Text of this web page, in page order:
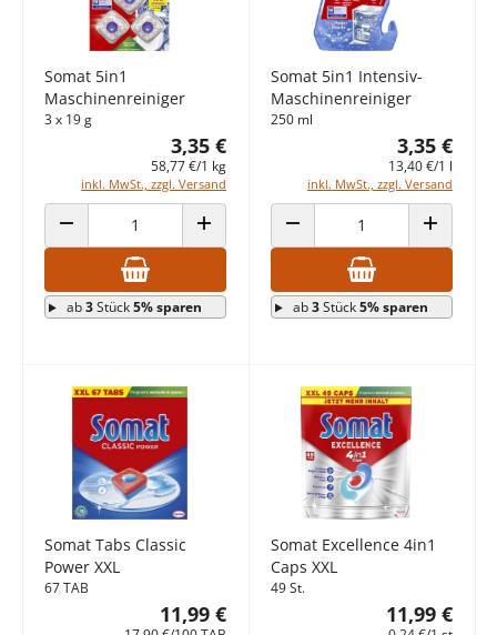
Somat 5in1
Maschinenreiniger
3 x 19 g
3,35 €
58,77 €/1 kg
inkl. MwSt., zzgl. Versand
ANZAHL VERRINGERN ANZAHL ERHÖHEN
ab3Stück5% sparen
Somat 5in1 Intensiv-
Maschinenreiniger
250 ml
3,35 €
13,40 €/1 l
inkl. MwSt., zzgl. Versand
ANZAHL VERRINGERN ANZAHL
ab3Stück5% sparen
Somat Tabs Classic
Power XXL
67 TAB
11,99 €
Somat Excellence 4in1
Caps XXL
49 St.
11,99 €